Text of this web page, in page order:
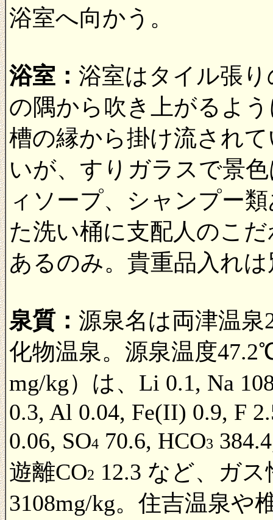
浴室へ向かう。
浴室： 浴室はタイル張
の隅から吹き上がるよ
槽の縁から掛け流され
いが、すりガラスで景
ィソープ、シャンプー
た洗い桶に支配人のこ
あるのみ。貴重品入れ
泉質： 源泉名は両津温
化物温泉。源泉温度
mg/kg）は、Li 0.1, Na
0.3, Al 0.04, Fe(II) 0.9, F
0.06, SO4 70.6, HCO3
遊離CO2 12.3 など、ガ
3108mg/kg。住吉温泉や